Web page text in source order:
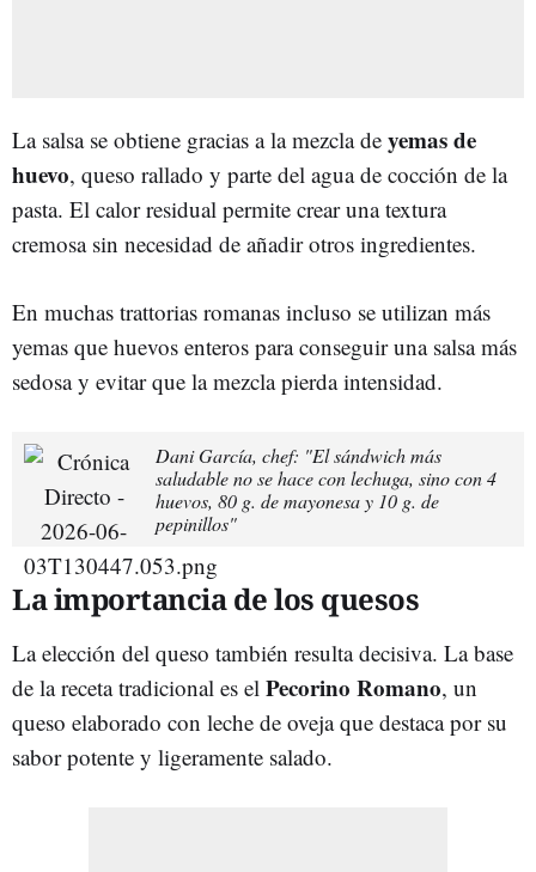
La salsa se obtiene gracias a la mezcla de yemas de
huevo, queso rallado y parte del agua de cocción de la
pasta. El calor residual permite crear una textura
cremosa sin necesidad de añadir otros ingredientes.
En muchas trattorias romanas incluso se utilizan más
yemas que huevos enteros para conseguir una salsa más
sedosa y evitar que la mezcla pierda intensidad.
Dani García, chef: "El sándwich más
saludable no se hace con lechuga, sino con 4
huevos, 80 g. de mayonesa y 10 g. de
pepinillos"
La importancia de los quesos
La elección del queso también resulta decisiva. La base
de la receta tradicional es el Pecorino Romano, un
queso elaborado con leche de oveja que destaca por su
sabor potente y ligeramente salado.